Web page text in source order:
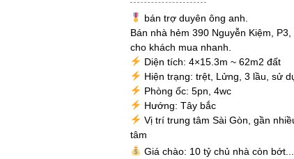
bán trợ duyên ông anh.
Bán nhà hẻm 390 Nguyễn Kiệm,
cho khách mua nhanh.
Diện tích: 4×15.3m ~ 62m2 đất
Hiện trạng: trệt, Lửng, 3 lầu, sử
Phòng ốc: 5pn, 4wc
Hướng: Tây bắc
Vị trí trung tâm Sài Gòn, gần
tâm
Giá chào: 10 tỷ chủ nhà còn bớt...